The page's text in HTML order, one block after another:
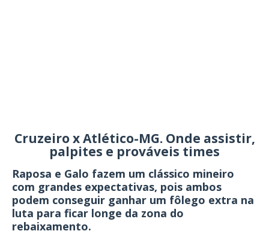
Cruzeiro x Atlético-MG. Onde assistir,
palpites e prováveis times
Raposa e Galo fazem um clássico mineiro
com grandes expectativas, pois ambos
podem conseguir ganhar um fôlego extra na
luta para ficar longe da zona do
rebaixamento.